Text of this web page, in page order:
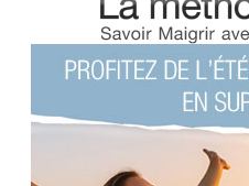
de ohm
3 4